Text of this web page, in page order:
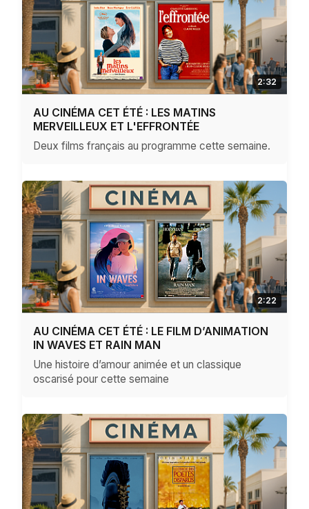
2:32
AU CINÉMA CET ÉTÉ : LES MATINS
MERVEILLEUX ET L'EFFRONTÉE
Deux films français au programme cette semaine.
2:22
AU CINÉMA CET ÉTÉ : LE FILM D’ANIMATION
IN WAVES ET RAIN MAN
Une histoire d’amour animée et un classique
oscarisé pour cette semaine